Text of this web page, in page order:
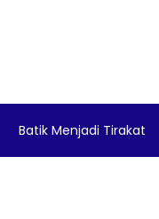
Batik Menjadi Tirakat